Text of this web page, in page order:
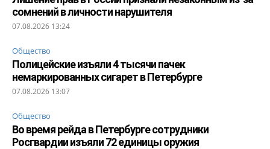
сомнений в личности нарушителя
07.08.2026 13:24
Общество
Полицейские изъяли 4 тысячи пачек
немаркированных сигарет в Петербурге
07.08.2026 13:07
Общество
Во время рейда в Петербурге сотрудники
Росгвардии изъяли 72 единицы оружия